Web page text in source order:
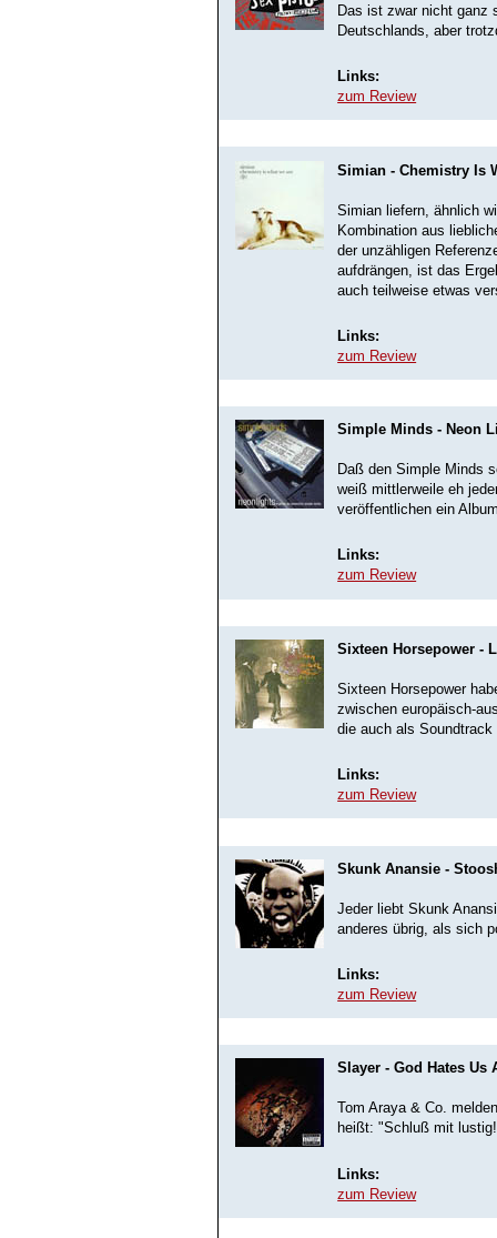
Das ist zwar nicht ganz
Deutschlands, aber
Links:
zum Review
Simian - Chemistry Is
Simian liefern, ähnlich
Kombination aus
der unzähligen
aufdrängen, ist das
auch teilweise etwas
Links:
zum Review
Simple Minds - Neon
Daß den Simple Minds
weiß mittlerweile eh
veröffentlichen ein
Links:
zum Review
Sixteen Horsepower -
Sixteen Horsepower
zwischen europäisch-
die auch als
Links:
zum Review
Skunk Anansie -
Jeder liebt Skunk
anderes übrig, als sich
Links:
zum Review
Slayer - God Hates Us
Tom Araya & Co.
heißt: "Schluß mit
Links:
zum Review